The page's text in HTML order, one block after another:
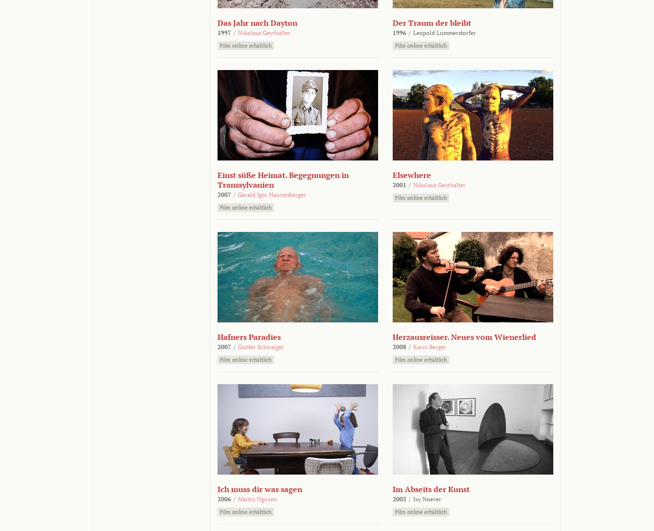
Das Jahr nach Dayton
1997 / Nikolaus Geyrhalter
Film online erhältlich
Der Traum der bleibt
1996 / Leopold Lummerstorfer
Film online erhältlich
Einst süße Heimat. Begegnungen in
Transsylvanien
2007 / Gerald Igor Hauzenberger
Film online erhältlich
Elsewhere
2001 / Nikolaus Geyrhalter
Film online erhältlich
Hafners Paradies
2007 / Günter Schwaiger
Film online erhältlich
Herzausreisser. Neues vom Wienerlied
2008 / Karin Berger
Film online erhältlich
Ich muss dir was sagen
2006 / Martin Nguyen
Film online erhältlich
Im Abseits der Kunst
2002 / Ixy Noever
Film online erhältlich